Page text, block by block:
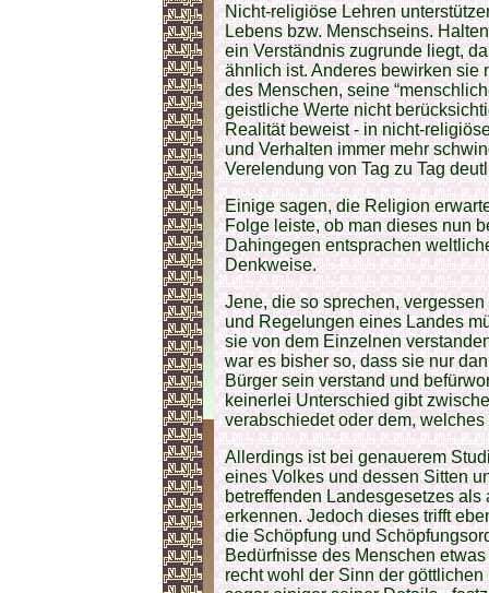
Nicht-religiöse Lehren
Lebens bzw. Menschseins.
ein Verständnis zugrunde liegt,
ähnlich ist. Anderes bewirken sie
des Menschen, seine
geistliche Werte nicht
Realität beweist - in nicht-
und Verhalten immer mehr
Verelendung von Tag zu Tag
Einige sagen, die Religion
Folge leiste, ob man dieses nun
Dahingegen entsprachen
Denkweise.
Jene, die so sprechen,
und Regelungen eines Landes
sie von dem Einzelnen
war es bisher so, dass sie nur
Bürger sein verstand und
keinerlei Unterschied gibt
verabschiedet oder dem,
Allerdings ist bei genauerem
eines Volkes und dessen Sitten
betreffenden Landesgesetzes
erkennen. Jedoch dieses trifft
die Schöpfung und
Bedürfnisse des Menschen
recht wohl der Sinn der